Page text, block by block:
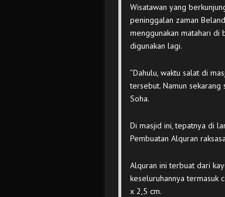
Wisatawan yang
peninggalan zaman
menggunakan matahari di
digunakan lagi.
”Dahulu, waktu salat di
tersebut. Namun sekarang
Soha.
Di masjid ini, tepatnya di
Pembuatan Alquran
Alquran ini terbuat dari
keseluruhannya termasuk
x 2,5 cm.